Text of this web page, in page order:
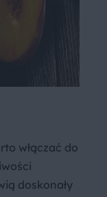
włączać do
doskonały